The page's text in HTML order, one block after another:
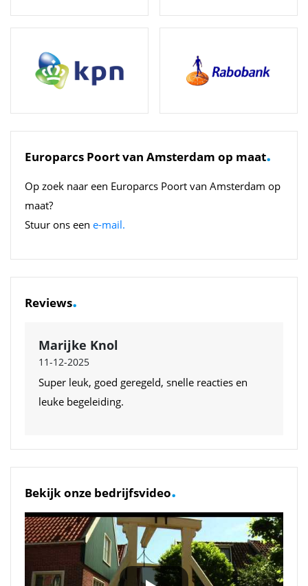
Europarcs Poort van Amsterdam op maat.
Op zoek naar een Europarcs Poort van Amsterdam op
maat?
Stuur ons een e-mail.
Reviews.
Marijke Knol
11-12-2025
Super leuk, goed geregeld, snelle reacties en
leuke begeleiding.
Bekijk onze bedrijfsvideo.